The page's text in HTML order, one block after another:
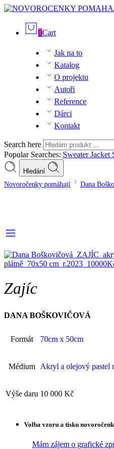
0Cart
Jak na to
Katalog
O projektu
Autoři
Reference
Dárci
Kontakt
Search here
Popular Searches: SweaterJacket
Hledání
Novoročenky pomáhají Dana
Zajíc
DANA BOŠKOVIČOVÁ
Formát 70cm x 50cm
Médium Akryl a olejový pastel
Výše daru 10 000 Kč
Volba vzoru a tisku
Mám zájem o grafické